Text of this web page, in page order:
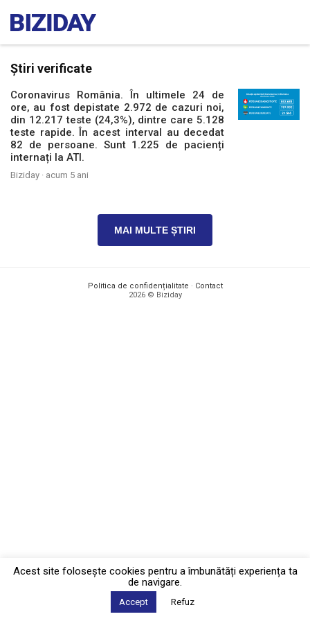
Știri verificate
Coronavirus România. În ultimele 24 de
ore, au fost depistate 2.972 de cazuri noi,
din 12.217 teste (24,3%), dintre care 5.128
teste rapide. În acest interval au decedat
82 de persoane. Sunt 1.225 de pacienți
internați la ATI.
Biziday · acum 5 ani
MAI MULTE ȘTIRI
Politica de confidențialitate · Contact
2026 © Biziday
Acest site foloseşte cookies pentru a îmbunătăți experiența ta
de navigare.
Accept Refuz